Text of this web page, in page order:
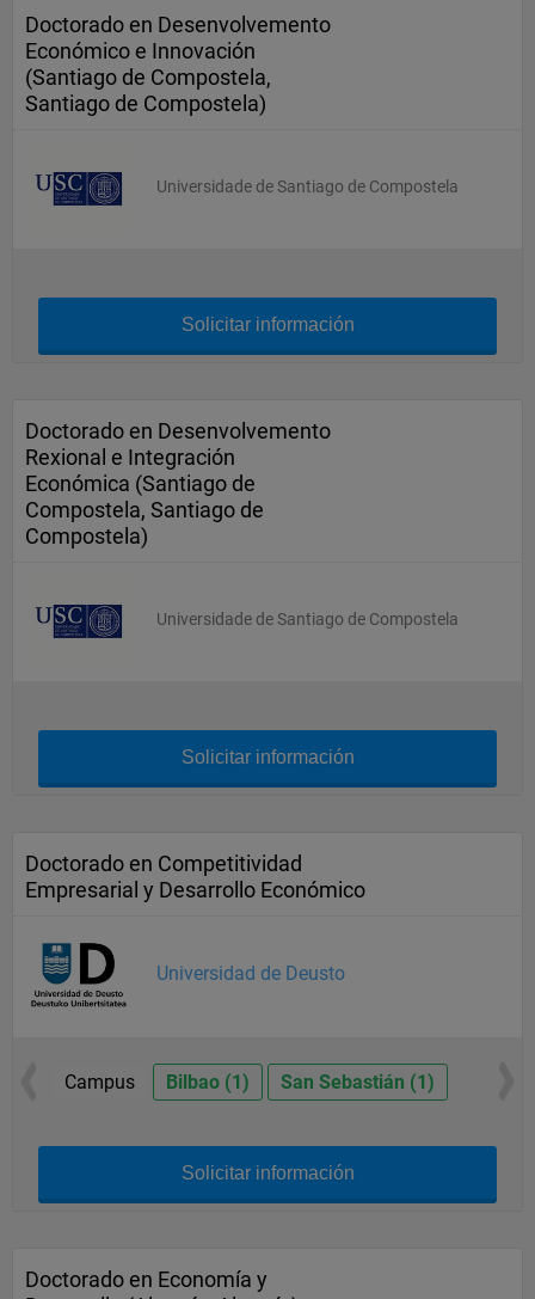
Doctorado en Desenvolvemento
Económico e Innovación
(Santiago de Compostela,
Santiago de Compostela)
Universidade de Santiago de Compostela
Solicitar información
Doctorado en Desenvolvemento
Rexional e Integración
Económica (Santiago de
Compostela, Santiago de
Compostela)
Universidade de Santiago de Compostela
Solicitar información
Doctorado en Competitividad
Empresarial y Desarrollo Económico
Universidad de Deusto
Campus Bilbao (1) San Sebastián (1)
Solicitar información
Doctorado en Economía y